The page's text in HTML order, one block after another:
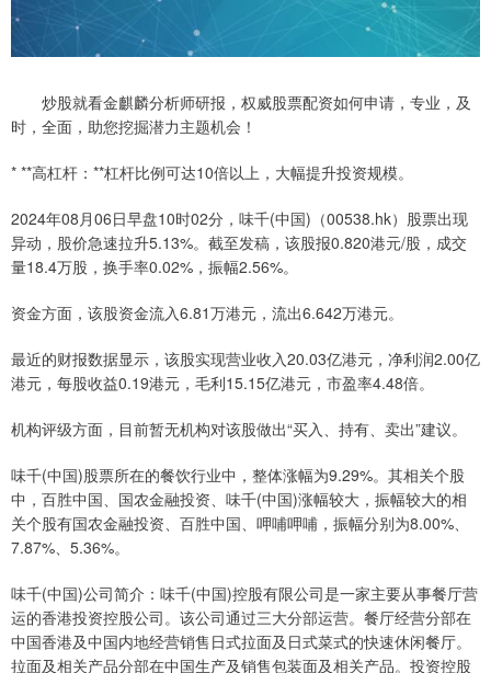
炒股就看金麒麟分析师研报，权威股票配资如何申请，专业，及
时，全面，助您挖掘潜力主题机会！
* **高杠杆：**杠杆比例可达10倍以上，大幅提升投资规模。
2024年08月06日早盘10时02分，味千(中国)（00538.hk）股票出现
异动，股价急速拉升5.13%。截至发稿，该股报0.820港元/股，成交
量18.4万股，换手率0.02%，振幅2.56%。
资金方面，该股资金流入6.81万港元，流出6.642万港元。
最近的财报数据显示，该股实现营业收入20.03亿港元，净利润2.00亿
港元，每股收益0.19港元，毛利15.15亿港元，市盈率4.48倍。
机构评级方面，目前暂无机构对该股做出“买入、持有、卖出”建议。
味千(中国)股票所在的餐饮行业中，整体涨幅为9.29%。其相关个股
中，百胜中国、国农金融投资、味千(中国)涨幅较大，振幅较大的相
关个股有国农金融投资、百胜中国、呷哺呷哺，振幅分别为8.00%、
7.87%、5.36%。
味千(中国)公司简介：味千(中国)控股有限公司是一家主要从事餐厅营
运的香港投资控股公司。该公司通过三大分部运营。餐厅经营分部在
中国香港及中国内地经营销售日式拉面及日式菜式的快速休闲餐厅。
拉面及相关产品分部在中国生产及销售包装面及相关产品。投资控股